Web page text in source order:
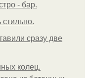
- бар.
стильнo.
сразу две
колец.